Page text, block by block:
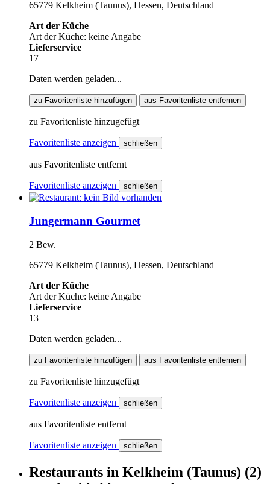
65779 Kelkheim (Taunus), Hessen, Deutschland
Art der Küche
Art der Küche: keine Angabe
Lieferservice
17
Daten werden geladen...
zu Favoritenliste hinzufügen aus Favoritenliste entfernen
zu Favoritenliste hinzugefügt
Favoritenliste anzeigen schließen
aus Favoritenliste entfernt
Favoritenliste anzeigen schließen
Jungermann Gourmet
2 Bew.
65779 Kelkheim (Taunus), Hessen, Deutschland
Art der Küche
Art der Küche: keine Angabe
Lieferservice
13
Daten werden geladen...
zu Favoritenliste hinzufügen aus Favoritenliste entfernen
zu Favoritenliste hinzugefügt
Favoritenliste anzeigen schließen
aus Favoritenliste entfernt
Favoritenliste anzeigen schließen
Restaurants in Kelkheim (Taunus) (2)